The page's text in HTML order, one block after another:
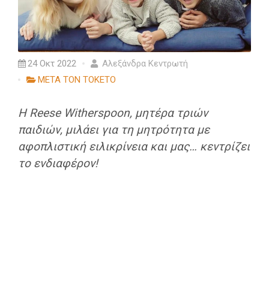
24 Οκτ 2022
Αλεξάνδρα Κεντρωτή
ΜΕΤΑ ΤΟΝ ΤΟΚΕΤΟ
Η Reese Witherspoon, μητέρα τριών
παιδιών, μιλάει για τη μητρότητα με
αφοπλιστική ειλικρίνεια και μας… κεντρίζει
το ενδιαφέρον!